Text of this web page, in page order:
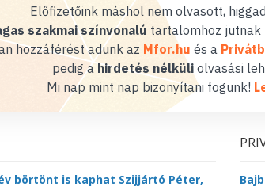
Előfizetőink máshol nem olvasott,
szakmai színvonalú tartalomhoz jutnak
hozzáférést adunk az Mfor.hu és a
pedig ahirdetés nélküliolvasási
Mi nap mint nap bizonyítani fogunk!
börtönt is kaphat Szijjártó Péter,